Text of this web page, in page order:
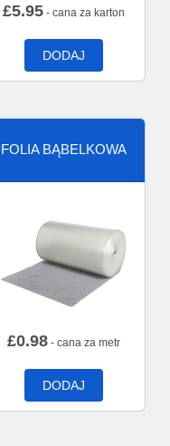
£5.95- cana za karton
DODAJ
FOLIA BĄBELKOWA
£0.98- cana za metr
DODAJ